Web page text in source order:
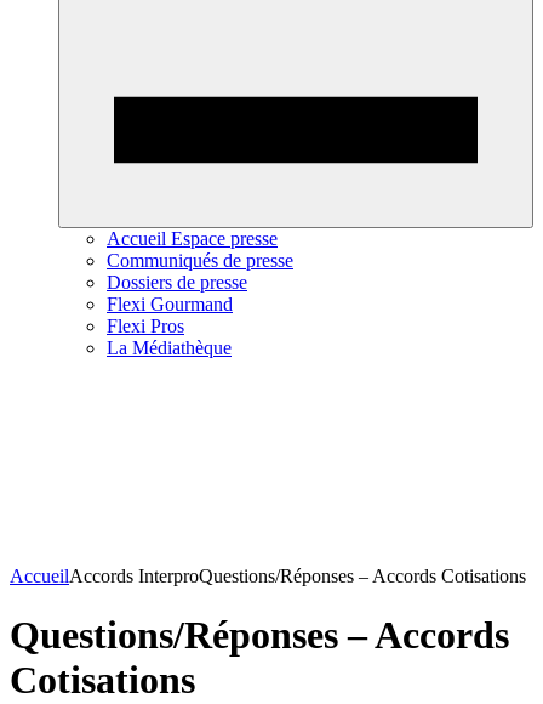
Accueil Espace presse
Communiqués de presse
Dossiers de presse
Flexi Gourmand
Flexi Pros
La Médiathèque
AccueilAccords InterproQuestions/Réponses – Accords Cotisations
Questions/Réponses – Accords
Cotisations